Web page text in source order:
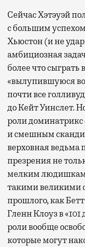
Сейчас Хэтэуэй
с большим
Хьюстон (и не
амбициозная
более что сыграть
«вылупившуюся во
почти все
до Кейт Уинслет.
роли
и смешным
верховная ведьма
презрения не
мелким людишкам,
такими великими
прошлого, как
Гленн Клоуз в
роли вообще
которые могут